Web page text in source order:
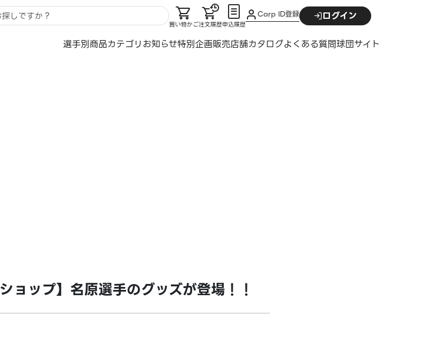
買い物かご注文履歴申込履歴
Carp ID登録 ログイン
選手別商品カテゴリお知らせ特別企画販売店舗カタログよくある質問球団サイト
ョップ】名原選手のグッズが登場！！